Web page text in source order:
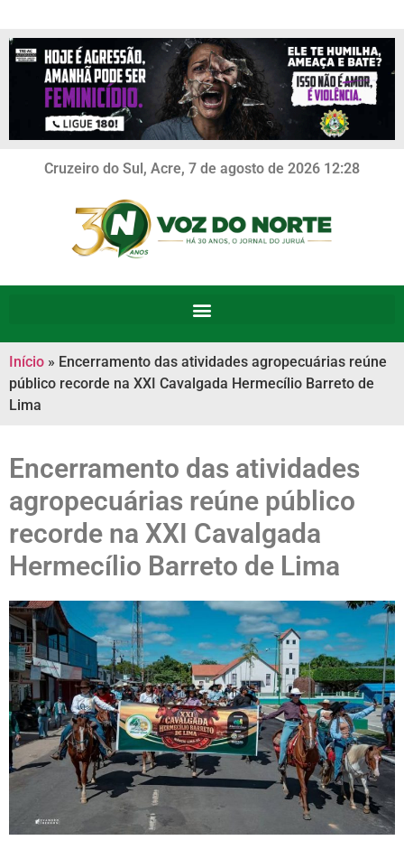
Cruzeiro do Sul, Acre, 7 de agosto de 2026 12:28
Início » Encerramento das atividades agropecuárias reúne
público recorde na XXI Cavalgada Hermecílio Barreto de
Lima
Encerramento das atividades
agropecuárias reúne público
recorde na XXI Cavalgada
Hermecílio Barreto de Lima